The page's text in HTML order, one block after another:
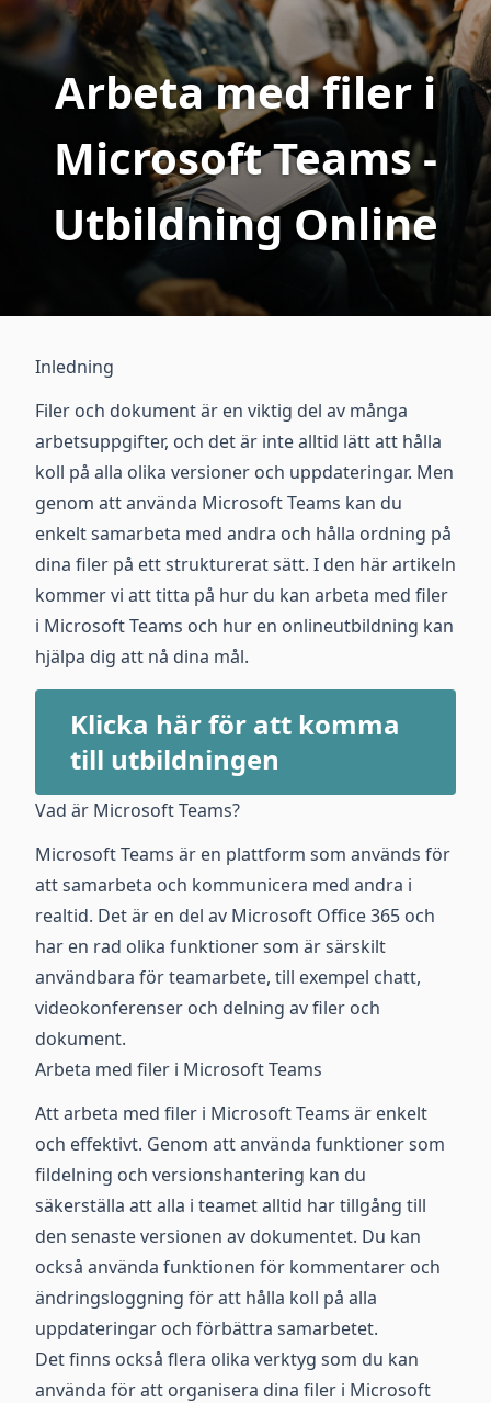
Arbeta med filer i
Microsoft Teams -
Utbildning Online
Inledning
Filer och dokument är en viktig del av många
arbetsuppgifter, och det är inte alltid lätt att hålla
koll på alla olika versioner och uppdateringar. Men
genom att använda Microsoft Teams kan du
enkelt samarbeta med andra och hålla ordning på
dina filer på ett strukturerat sätt. I den här artikeln
kommer vi att titta på hur du kan arbeta med filer
i Microsoft Teams och hur en onlineutbildning kan
hjälpa dig att nå dina mål.
Klicka här för att komma
till utbildningen
Vad är Microsoft Teams?
Microsoft Teams är en plattform som används för
att samarbeta och kommunicera med andra i
realtid. Det är en del av Microsoft Office 365 och
har en rad olika funktioner som är särskilt
användbara för teamarbete, till exempel chatt,
videokonferenser och delning av filer och
dokument.
Arbeta med filer i Microsoft Teams
Att arbeta med filer i Microsoft Teams är enkelt
och effektivt. Genom att använda funktioner som
fildelning och versionshantering kan du
säkerställa att alla i teamet alltid har tillgång till
den senaste versionen av dokumentet. Du kan
också använda funktionen för kommentarer och
ändringsloggning för att hålla koll på alla
uppdateringar och förbättra samarbetet.
Det finns också flera olika verktyg som du kan
använda för att organisera dina filer i Microsoft